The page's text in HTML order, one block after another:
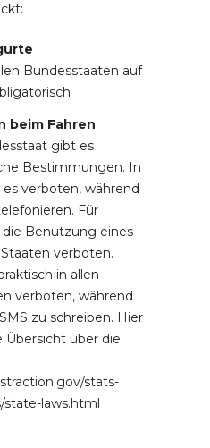
Bundesstaaten auf
beim Fahren
gibt es
Bestimmungen. In
verboten, während
Für
die Benutzung eines
verboten.
in allen
verboten, während
zu schreiben. Hier
Übersicht über die
stats-
state-laws.html